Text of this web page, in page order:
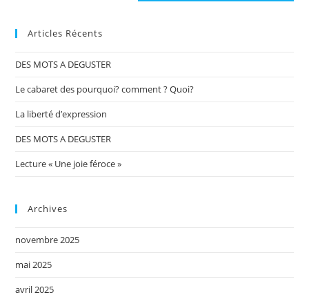
Articles Récents
DES MOTS A DEGUSTER
Le cabaret des pourquoi? comment ? Quoi?
La liberté d’expression
DES MOTS A DEGUSTER
Lecture « Une joie féroce »
Archives
novembre 2025
mai 2025
avril 2025